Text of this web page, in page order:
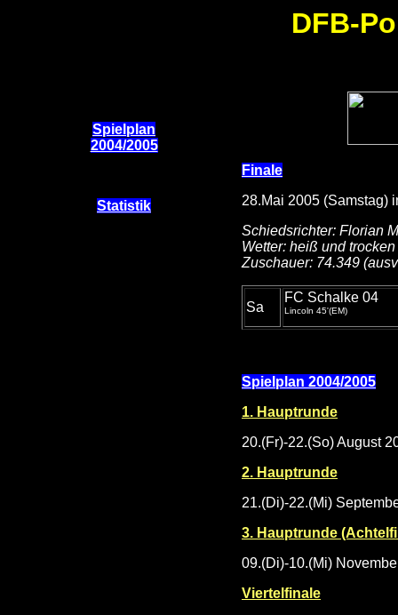
DFB-
Spielplan
2004/2005
Statistik
Finale
28.Mai 2005 (Samstag)
Schiedsrichter: Florian
Wetter: heiß und trocken
Zuschauer: 74.349
Sa
FC Schalke 04
Lincoln 45'(EM)
Spielplan 2004/2005
1. Hauptrunde
20.(Fr)-22.(So) August
2. Hauptrunde
21.(Di)-22.(Mi)
3. Hauptrunde
09.(Di)-10.(Mi)
Viertelfinale